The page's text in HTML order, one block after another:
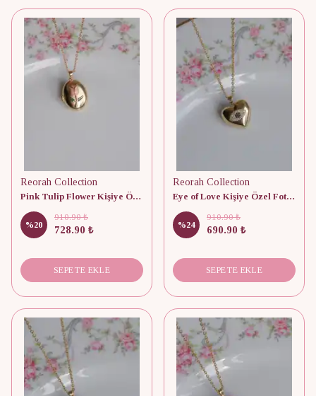
Reorah Collection
Pink Tulip Flower Kişiye Özel Fotoğraflı Kolye
%20
910.90 ₺
728.90 ₺
SEPETE EKLE
Reorah Collection
Eye of Love Kişiye Özel Fotoğraflı Kapaklı Kolye
%24
910.90 ₺
690.90 ₺
SEPETE EKLE